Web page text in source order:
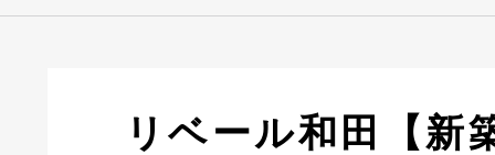
リベール和田【新